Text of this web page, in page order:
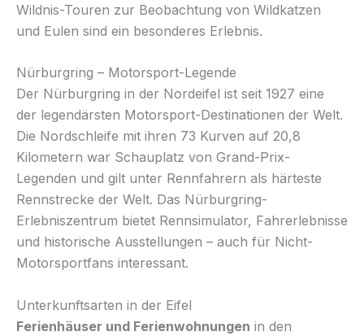
Wildnis-Touren zur Beobachtung von Wildkatzen
und Eulen sind ein besonderes Erlebnis.
Nürburgring – Motorsport-Legende
Der Nürburgring in der Nordeifel ist seit 1927 eine
der legendärsten Motorsport-Destinationen der Welt.
Die Nordschleife mit ihren 73 Kurven auf 20,8
Kilometern war Schauplatz von Grand-Prix-
Legenden und gilt unter Rennfahrern als härteste
Rennstrecke der Welt. Das Nürburgring-
Erlebniszentrum bietet Rennsimulator, Fahrerlebnisse
und historische Ausstellungen – auch für Nicht-
Motorsportfans interessant.
Unterkunftsarten in der Eifel
Ferienhäuser und Ferienwohnungen in den